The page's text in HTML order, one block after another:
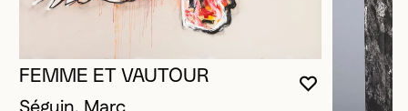
VOUS
FERMER
OUVRIR LA
FEMME ET VAUTOUR